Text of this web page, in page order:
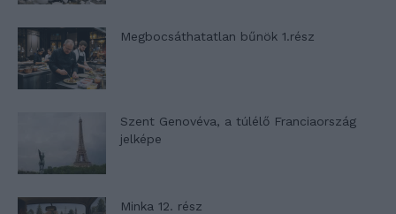
Megbocsáthatatlan bűnök 1.rész
Szent Genovéva, a túlélő Franciaország
jelképe
Minka 12. rész